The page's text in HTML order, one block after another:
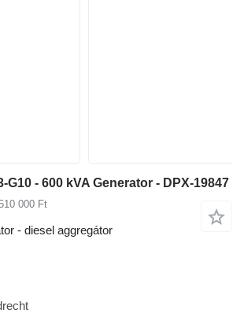
G10 - 600 kVA Generator - DPX-19847
000 Ft
- diesel aggregátor